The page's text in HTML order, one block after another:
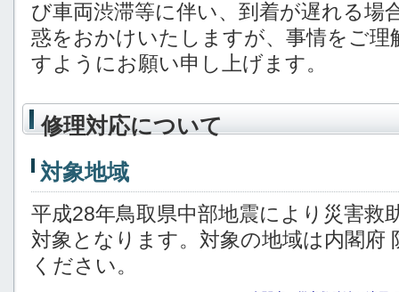
び車両渋滞等に伴い、到着が遅れる場
惑をおかけいたしますが、事情をご
すようにお願い申し上げます。
修理対応について
対象地域
平成28年鳥取県中部地震により災害救
対象となります。対象の地域は内閣府
ください。